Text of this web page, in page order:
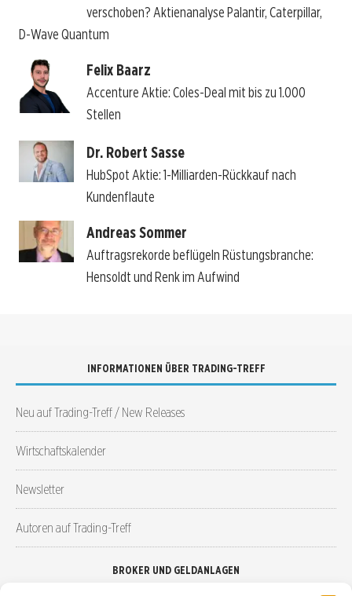
verschoben? Aktienanalyse Palantir, Caterpillar,
D-Wave Quantum
Felix Baarz
Accenture Aktie: Coles-Deal mit bis zu 1.000
Stellen
Dr. Robert Sasse
HubSpot Aktie: 1-Milliarden-Rückkauf nach
Kundenflaute
Andreas Sommer
Auftragsrekorde beflügeln Rüstungsbranche:
Hensoldt und Renk im Aufwind
INFORMATIONEN ÜBER TRADING-TREFF
Neu auf Trading-Treff / New Releases
Wirtschaftskalender
Newsletter
Autoren auf Trading-Treff
BROKER UND GELDANLAGEN